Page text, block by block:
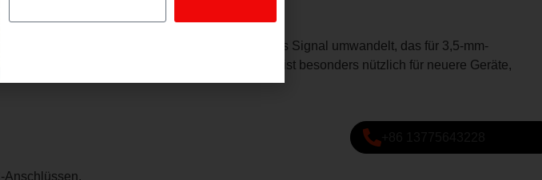
von einem USB-C-Anschluss in ein analoges Signal umwandelt, das für 3,5-mm-
an ein USB-C-Gerät anschließen. Es ist besonders nützlich für neuere Geräte,
Anschlüssen.